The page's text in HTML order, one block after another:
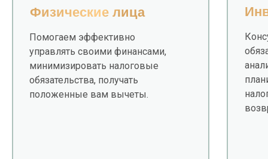
Помогаем эффективно
управлять своими финансами,
минимизировать налоговые
обязательства, получать
положенные вам вычеты.
Физические лица